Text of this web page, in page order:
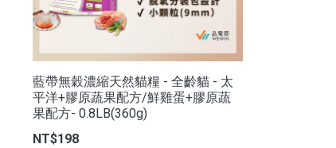
藍帶無穀濃縮天然貓糧 - 全齡貓 - 太
平洋+膠原蔬果配方/鮮雞蛋+膠原蔬
果配方- 0.8LB(360g)
NT$198